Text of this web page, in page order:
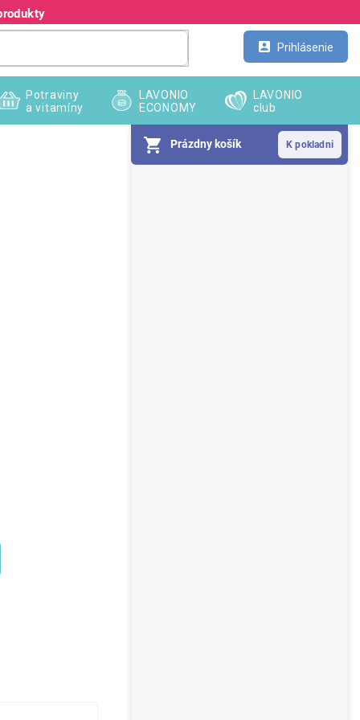
Prihlásenie
Prázdny košík
Potraviny
a vitamíny
LAVONIO
ECONOMY
LAVONIO
club